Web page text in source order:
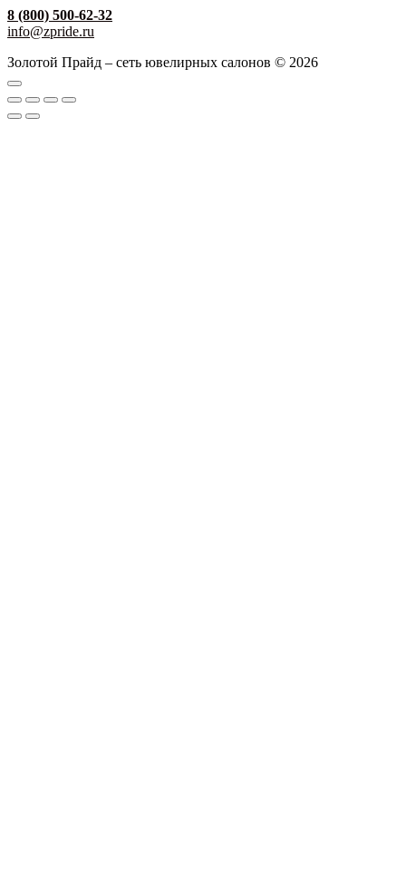
8 (800) 500-62-32
info@zpride.ru
Золотой Прайд – сеть ювелирных салонов © 2026